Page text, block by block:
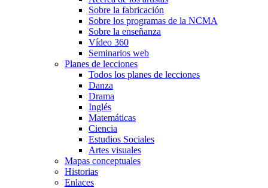
Sobre la fabricación
Sobre los programas de la NCMA
Sobre la enseñanza
Vídeo 360
Seminarios web
Planes de lecciones
Todos los planes de lecciones
Danza
Drama
Inglés
Matemáticas
Ciencia
Estudios Sociales
Artes visuales
Mapas conceptuales
Historias
Enlaces